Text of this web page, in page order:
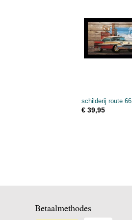
schilderij route 66
€ 39,95
Betaalmethodes